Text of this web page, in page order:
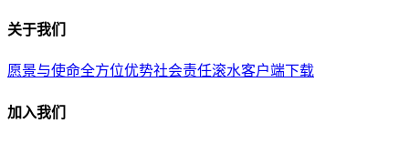
关于我们
愿景与使命全方位优势社会责任滚水客户端下载
加入我们